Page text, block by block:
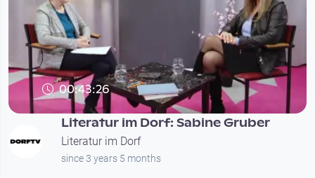
00:43:26
Literatur im Dorf: Sabine Gruber
Literatur im Dorf
since 3 years 5 months